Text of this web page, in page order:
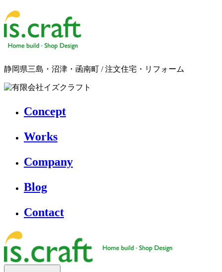
静岡県三島・沼津・函南町 / 注文住宅・リフォーム
Concept
Works
Company
Blog
Contact